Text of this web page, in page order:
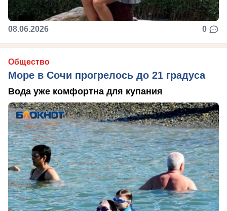
08.06.2026 0
Общество
Море в Сочи прогрелось до 21 градуса
Вода уже комфортна для купания